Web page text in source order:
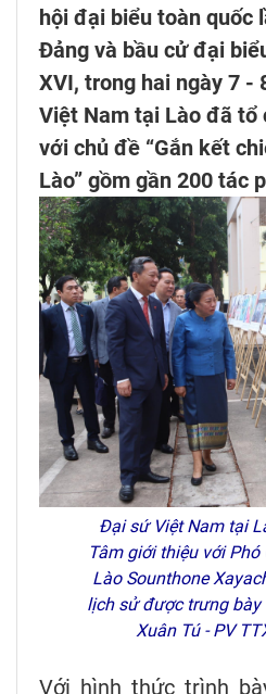
hội đại biểu toàn quốc
Đảng và bầu cử đại
XVI, trong hai ngày 7 -
Việt Nam tại Lào đã tổ
với chủ đề “Gắn kết
Lào” gồm gần 200 tác
Đại sứ Việt Nam tại
Tâm giới thiệu với Phó
Lào Sounthone
lịch sử được trưng bày
Xuân Tú - PV
Với hình thức trình